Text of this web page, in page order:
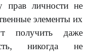
прав личности не
элементы их
получить даже
никогда не